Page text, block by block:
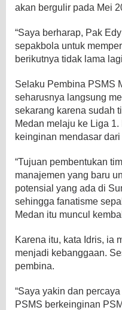
akan bergulir pada Mei
“Saya berharap, Pak
sepakbola untuk
berikutnya tidak lama
Selaku Pembina PSMS
seharusnya langsung
sekarang karena sudah
Medan melaju ke Liga
keinginan mendasar
“Tujuan pembentukan
manajemen yang baru
potensial yang ada di
sehingga fanatisme
Medan itu muncul
Karena itu, kata Idris, ia
menjadi kebanggaan.
pembina.
“Saya yakin dan
PSMS berkeinginan